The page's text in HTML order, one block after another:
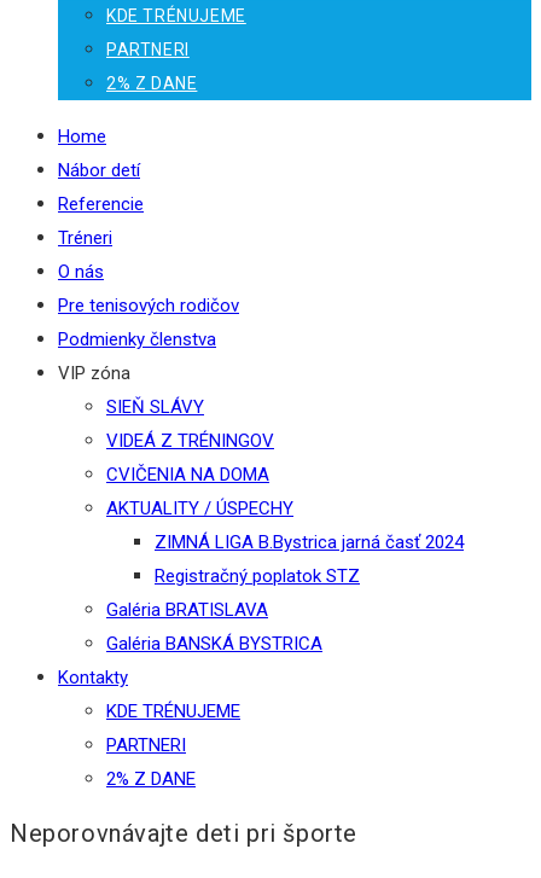
KDE TRÉNUJEME
PARTNERI
2% Z DANE
Home
Nábor detí
Referencie
Tréneri
O nás
Pre tenisových rodičov
Podmienky členstva
VIP zóna
SIEŇ SLÁVY
VIDEÁ Z TRÉNINGOV
CVIČENIA NA DOMA
AKTUALITY / ÚSPECHY
ZIMNÁ LIGA B.Bystrica jarná časť 2024
Registračný poplatok STZ
Galéria BRATISLAVA
Galéria BANSKÁ BYSTRICA
Kontakty
KDE TRÉNUJEME
PARTNERI
2% Z DANE
Neporovnávajte deti pri športe